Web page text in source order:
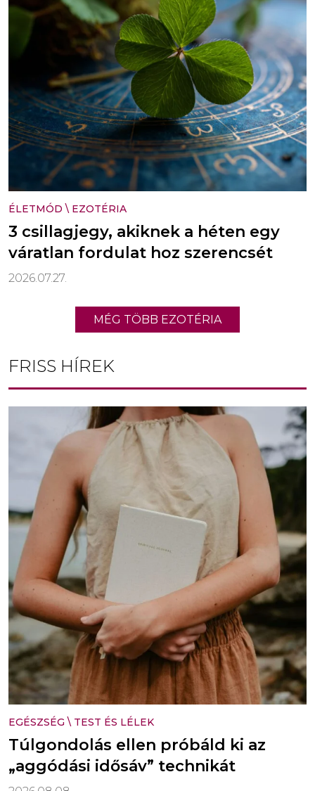
ÉLETMÓD \ EZOTÉRIA
3 csillagjegy, akiknek a héten egy
váratlan fordulat hoz szerencsét
2026.07.27.
MÉG TÖBB EZOTÉRIA
FRISS HÍREK
EGÉSZSÉG \ TEST ÉS LÉLEK
Túlgondolás ellen próbáld ki az
„aggódási idősáv” technikát